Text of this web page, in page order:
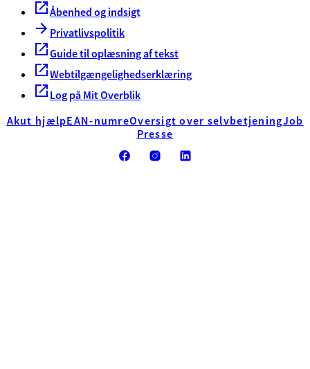
Åbenhed og indsigt
Privatlivspolitik
Guide til oplæsning af tekst
Webtilgængelighedserklæring
Log på Mit Overblik
Akut hjælpEAN-numreOversigt over selvbetjeningJob
Presse